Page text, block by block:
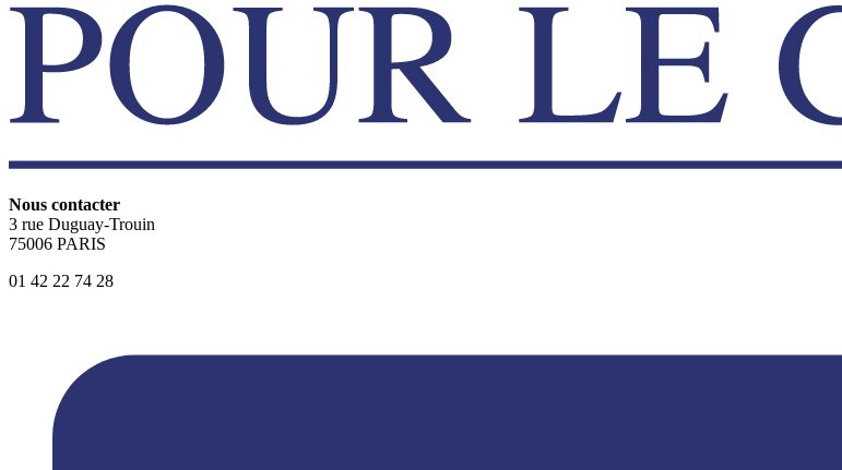
Nous contacter
3 rue Duguay-Trouin
75006 PARIS
01 42 22 74 28